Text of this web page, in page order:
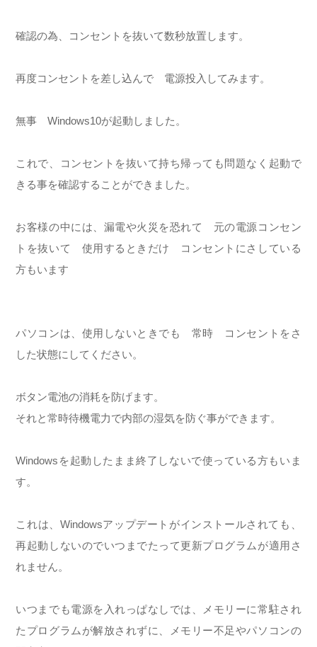
確認の為、コンセントを抜いて数秒放置します。
再度コンセントを差し込んで 電源投入してみます。
無事 Windows10が起動しました。
これで、コンセントを抜いて持ち帰っても問題なく起動で
きる事を確認することができました。
お客様の中には、漏電や火災を恐れて 元の電源コンセン
トを抜いて 使用するときだけ コンセントにさしている
方もいます
パソコンは、使用しないときでも 常時 コンセントをさ
した状態にしてください。
ボタン電池の消耗を防げます。
それと常時待機電力で内部の湿気を防ぐ事ができます。
Windowsを起動したまま終了しないで使っている方もいま
す。
これは、Windowsアップデートがインストールされても、
再起動しないのでいつまでたって更新プログラムが適用さ
れません。
いつまでも電源を入れっぱなしでは、メモリーに常駐され
たプログラムが解放されずに、メモリー不足やパソコンの